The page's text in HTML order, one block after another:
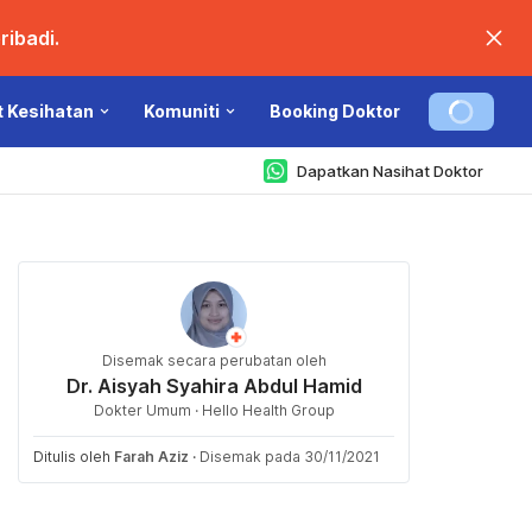
Kesihatan Komuniti Booking Doktor
Dapatkan Nasihat Doktor
Disemak secara perubatan oleh
Dr. Aisyah Syahira Abdul Hamid
Dokter Umum · Hello Health Group
Ditulis oleh Farah Aziz · Disemak pada 30/11/2021